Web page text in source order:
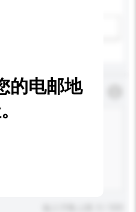
*必须填写
的电邮地